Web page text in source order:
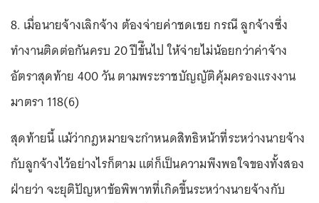
8. เมื่อนายจ้างเลิกจ้าง ต้องจ่ายค่าชดเชย กรณี ลูกจ้างซึ่ง
ทำงานติดต่อกันครบ 20 ปีข้ึนไป ให้จ่ายไม่น้อยกว่าค่าจ้าง
อัตราสุดท้าย 400 วัน ตามพระราชบัญญัติคุ้มครองแรงงาน
มาตรา 118(6)
สุดท้ายนี้ แม้ว่ากฎหมายจะกำหนดสิทธิหน้าที่ระหว่างนายจ้าง
กับลูกจ้างไว้อย่างไรก็ตาม แต่ก็เป็นความพึงพอใจของทั้งสอง
ฝ่ายว่า จะยุติปัญหาข้อพิพาทที่เกิดขึ้นระหว่างนายจ้างกับ